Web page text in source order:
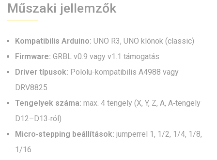
Műszaki jellemzők
Kompatibilis Arduino: UNO R3, UNO klónok (classic)
Firmware: GRBL v0.9 vagy v1.1 támogatás
Driver típusok: Pololu-kompatibilis A4988 vagy
DRV8825
Tengelyek száma: max. 4 tengely (X, Y, Z, A, A‑tengely
D12–D13‑ról)
Micro‑stepping beállítások: jumperrel 1, 1/2, 1/4, 1/8,
1/16